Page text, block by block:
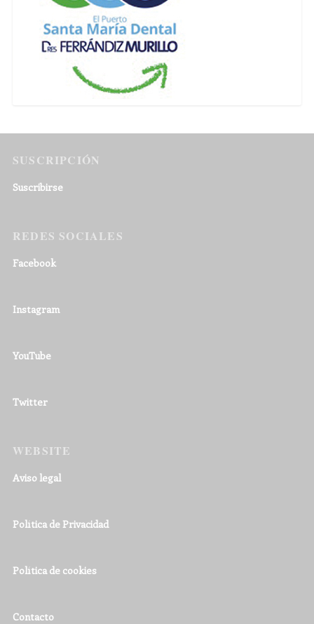
SUSCRIPCIÓN
Suscribirse
REDES SOCIALES
Facebook
Instagram
YouTube
Twitter
WEBSITE
Aviso legal
Política de Privacidad
Política de cookies
Contacto